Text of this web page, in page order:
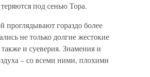
под сенью Тора.
проглядывают гораздо более
не только долгие жестокие
и суеверия. Знамения и
– со всеми ними, плохими